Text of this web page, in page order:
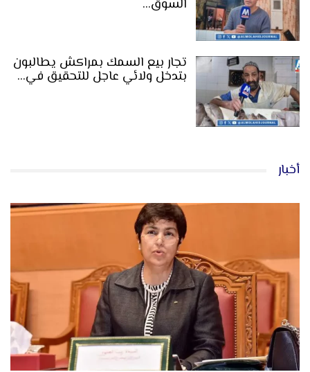
السوق…
تجار بيع السمك بمراكش يطالبون
بتدخل ولائي عاجل للتحقيق في…
أخبار